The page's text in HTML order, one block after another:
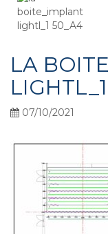
LA
07/10/2021